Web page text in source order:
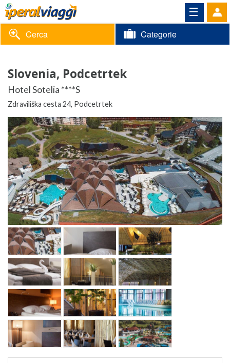
Volantino
Area
riservata
Informazioni
Contatti
Cerca Categorie
Slovenia, Podcetrtek
Hotel Sotelia ****S
Zdraviliška cesta 24, Podcetrtek